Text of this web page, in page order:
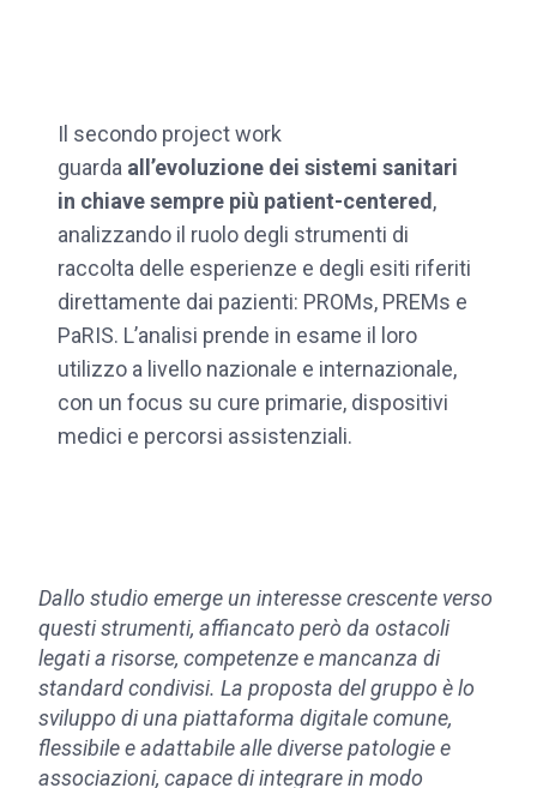
Il secondo project work
guarda all’evoluzione dei sistemi sanitari
in chiave sempre più patient-centered ,
analizzando il ruolo degli strumenti di
raccolta delle esperienze e degli esiti riferiti
direttamente dai pazienti: PROMs, PREMs e
PaRIS. L’analisi prende in esame il loro
utilizzo a livello nazionale e internazionale,
con un focus su cure primarie, dispositivi
medici e percorsi assistenziali.
Dallo studio emerge un interesse crescente verso
questi strumenti, affiancato però da ostacoli
legati a risorse, competenze e mancanza di
standard condivisi. La proposta del gruppo è lo
sviluppo di una piattaforma digitale comune,
flessibile e adattabile alle diverse patologie e
associazioni, capace di integrare in modo